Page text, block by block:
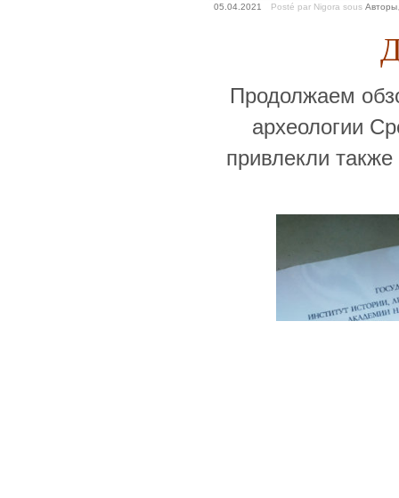
05.04.2021 Posté par Nigora sous Авторы
Продолжаем
археологии
привлекли